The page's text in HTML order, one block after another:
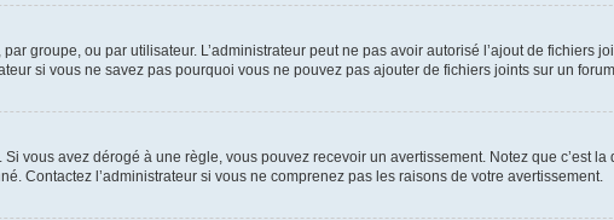
groupe, ou par utilisateur. L’administrateur peut ne pas avoir autorisé l’ajout de fichiers
si vous ne savez pas pourquoi vous ne pouvez pas ajouter de fichiers joints sur un forum.
vous avez dérogé à une règle, vous pouvez recevoir un avertissement. Notez que c’est la
Contactez l’administrateur si vous ne comprenez pas les raisons de votre avertissement.